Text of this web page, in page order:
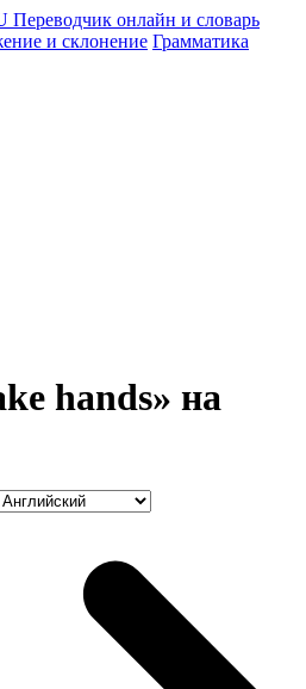
и склонение Грамматика
hands» на